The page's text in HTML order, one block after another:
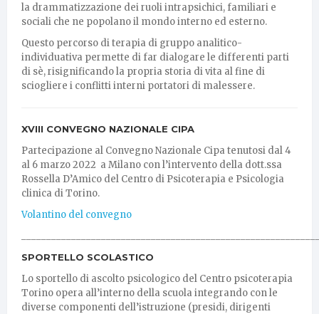
la drammatizzazione dei ruoli intrapsichici, familiari e
sociali che ne popolano il mondo interno ed esterno.
Questo percorso di terapia di gruppo analitico-
individuativa permette di far dialogare le differenti parti
di sè, risignificando la propria storia di vita al fine di
sciogliere i conflitti interni portatori di malessere.
XVIII CONVEGNO NAZIONALE CIPA
Partecipazione al Convegno Nazionale Cipa tenutosi dal 4
al 6 marzo 2022 a Milano con l’intervento della dott.ssa
Rossella D’Amico del Centro di Psicoterapia e Psicologia
clinica di Torino.
Volantino del convegno
SPORTELLO SCOLASTICO
Lo sportello di ascolto psicologico del Centro psicoterapia
Torino opera all’interno della scuola integrando con le
diverse componenti dell’istruzione (presidi, dirigenti